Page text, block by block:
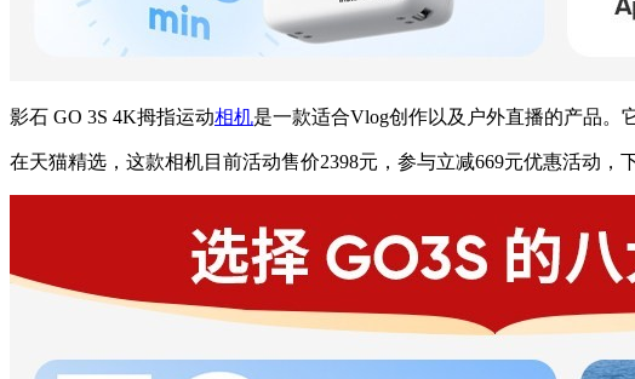
影石 GO 3S 4K拇指运动相机是一款适合Vlog创作以及户外直播的产品。
在天猫精选，这款相机目前活动售价2398元，参与立减669元优惠活动，